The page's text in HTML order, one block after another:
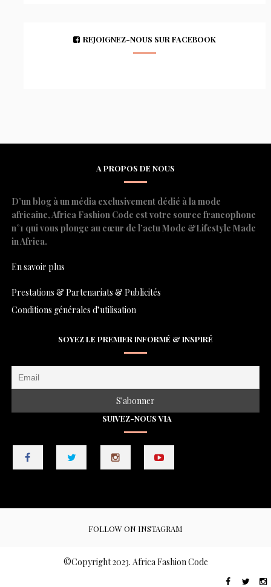
REJOIGNEZ-NOUS SUR FACEBOOK
A PROPOS DE NOUS
D’un blog à un média exclusivement dédié à la mode
africaine, Africa Fashion Code est votre source francophone
n°1 qui vous plonge au cœur de l’actu Mode &Lifestyle Made
in Africa.
En savoir plus
Prestations & Partenariats & Publicités
Conditions générales d’utilisation
SOYEZ LE PREMIER INFORMÉ & INSPIRÉ
SUIVEZ-NOUS VIA
FOLLOW ON INSTAGRAM
©Copyright 2023. Africa Fashion Code